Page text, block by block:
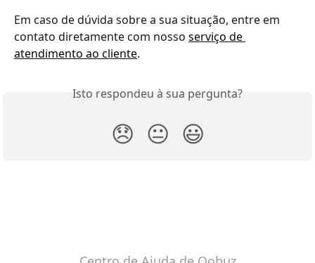
Em caso de dúvida sobre a sua situação, entre em
contato diretamente com nosso serviço de
atendimento ao cliente.
Isto respondeu à sua pergunta?
😞 😐 😃